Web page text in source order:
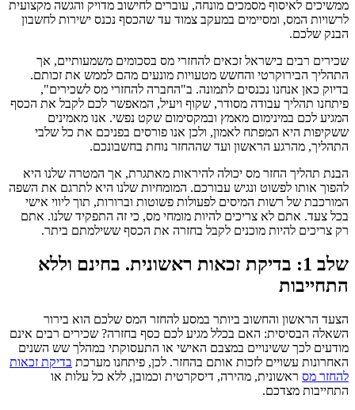
ממשיכים לאיסוף מסמכים מונחה, עוברים לחישוב מדויק והגשה מקצועית
לרשויות המס, ומסיימים במעקב צמוד עד שהכסף נכנס ישירות לחשבון
הבנק שלכם.
שכירים רבים בישראל זכאים להחזרי מס בסכומים משמעותיים, אך
התהליך הבירוקרטי והחשש מטעויות מונעים מהם לממש את זכותם.
בדיוק כאן אנחנו נכנסים לתמונה. ב"החברה להחזרי מס לשכירים",
פיתחנו תהליך עבודה מסודר, שקוף ויעיל, המאפשר לכם לקבל את הכסף
המגיע לכם במינימום מאמץ ובמקסימום שקט נפשי. אנו מאמינים
ששקיפות היא המפתח לאמון, ולכן אנו פורסים בפניכם את כל שלבי
התהליך, מהרגע הראשון ועד שההחזר נוחת בחשבונכם.
הבנת תהליך החזר מס יכולה להיראות מאתגרת, אך המטרה שלנו היא
להפוך אותו לפשוט ונגיש עבורכם. המומחיות שלנו היא לתרגם את השפה
המורכבת של רשות המיסים לפעולות פשוטות וברורות, תוך ליווי אישי
בכל צעד. אתם לא צריכים להיות מומחי מס, כי זה התפקיד שלנו. אתם
רק צריכים להיות מוכנים לקבל בחזרה את הכסף ששילמתם ביתר.
שלב 1: בדיקת זכאות ראשונית. בחינם וללא
התחייבות
הצעד הראשון והחשוב ביותר במסע להחזר המס שלכם הוא בירור
השאלה הבסיסית: האם בכלל מגיע לכם כסף בחזרה? שכירים רבים אינם
מודעים לכך ששינויים במצבם האישי או התעסוקתי במהלך שש השנים
האחרונות עשויים לזכות אותם בהחזר. לכן, פיתחנו מערכת בדיקת זכאות
להחזר מס ראשונית, מהירה, דיסקרטית וכמובן, ללא כל עלות או
התחייבות מצדכם.